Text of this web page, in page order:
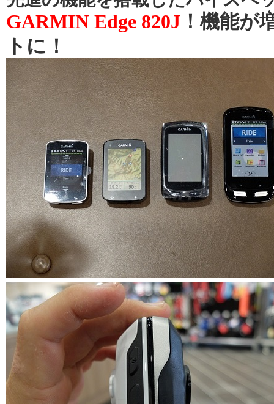
GARMIN Edge 820J ！機能が
トに！